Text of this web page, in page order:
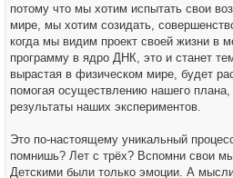
потому что мы хотим испытать свои
мире, мы хотим созидать,
когда мы видим проект своей жизни в
программу в ядро ДНК, это и станет
вырастая в физическом мире, будет
помогая осуществлению нашего
результаты наших экспериментов.
Это по-настоящему уникальный
помнишь? Лет с трёх? Вспомни свои
Детскими были только эмоции. А